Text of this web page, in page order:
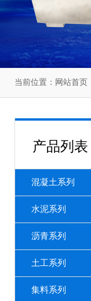
当前位置： 网站首页
产品列表
混凝土系列
水泥系列
沥青系列
土工系列
集料系列